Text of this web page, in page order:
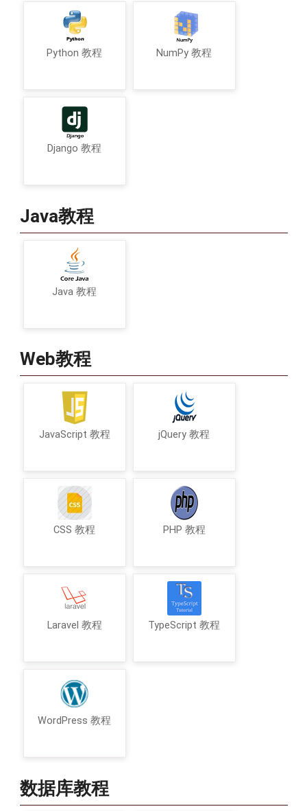
Python 教程 NumPy 教程
Django 教程
Java教程
Java 教程
Web教程
JavaScript 教程 jQuery 教程
CSS 教程 PHP 教程
Laravel 教程 TypeScript 教程
WordPress 教程
数据库教程